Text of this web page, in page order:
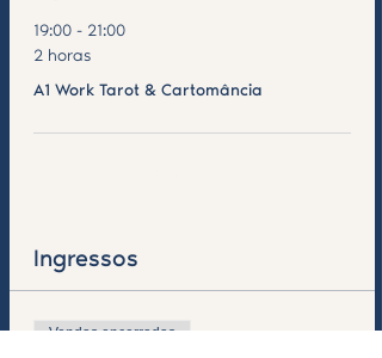
19:00 - 21:00
2 horas
A1 Work Tarot & Cartomância
Ingressos
Vendas encerradas